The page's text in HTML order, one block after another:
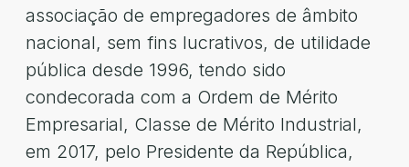
associação de empregadores de âmbito
nacional, sem fins lucrativos, de utilidade
pública desde 1996, tendo sido
condecorada com a Ordem de Mérito
Empresarial, Classe de Mérito Industrial,
em 2017, pelo Presidente da República,